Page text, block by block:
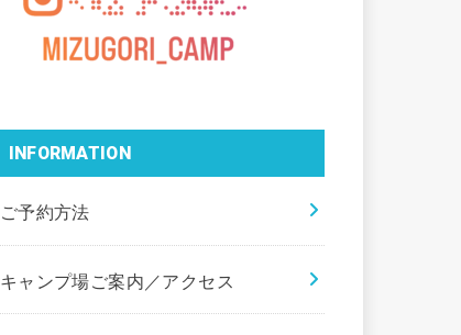
INFORMATION
ご予約方法
キャンプ場ご案内／アクセス